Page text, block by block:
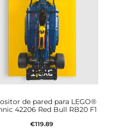
de pared para LEGO®
42206 Red Bull RB20 F1
€119.89